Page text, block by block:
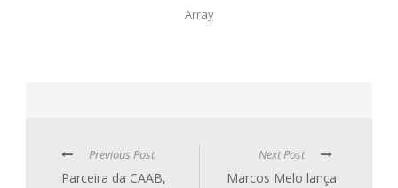
Array
Previous Post
Parceira da CAAB,
Next Post
Marcos Melo lança